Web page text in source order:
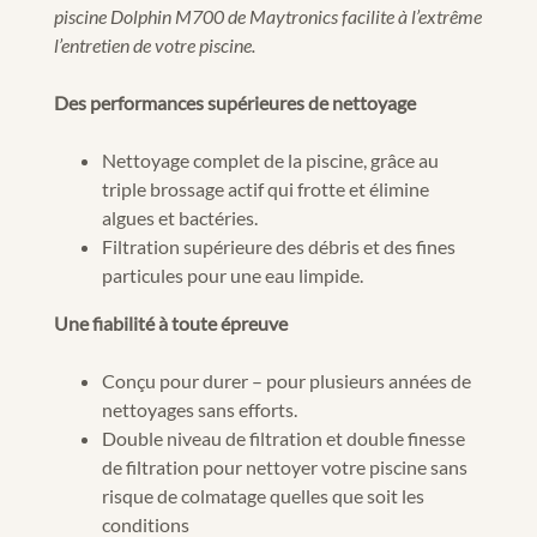
piscine Dolphin M700 de Maytronics facilite à l’extrême
l’entretien de votre piscine.
Des performances supérieures de nettoyage
Nettoyage complet de la piscine, grâce au
triple brossage actif qui frotte et élimine
algues et bactéries.
Filtration supérieure des débris et des fines
particules pour une eau limpide.
Une fiabilité à toute épreuve
Conçu pour durer – pour plusieurs années de
nettoyages sans efforts.
Double niveau de filtration et double finesse
de filtration pour nettoyer votre piscine sans
risque de colmatage quelles que soit les
conditions